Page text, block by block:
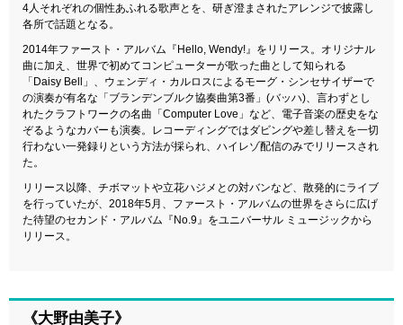
4人それぞれの個性あふれる歌声とを、研ぎ澄まされたアレンジで披露し
各所で話題となる。
2014年ファースト・アルバム『Hello, Wendy!』をリリース。オリジナル
曲に加え、世界で初めてコンピューターが歌った曲として知られる
「Daisy Bell」、ウェンディ・カルロスによるモーグ・シンセサイザーで
の演奏が有名な「ブランデンブルク協奏曲第3番」(バッハ)、言わずとし
れたクラフトワークの名曲「Computer Love」など、電子音楽の歴史をな
ぞるようなカバーも演奏。レコーディングではダビングや差し替えを一切
行わない一発録りという方法が採られ、ハイレゾ配信のみでリリースされ
た。
リリース以降、チボマットや立花ハジメとの対バンなど、散発的にライブ
を行っていたが、2018年5月、ファースト・アルバムの世界をさらに広げ
た待望のセカンド・アルバム『No.9』をユニバーサル ミュージックから
リリース。
《大野由美子》